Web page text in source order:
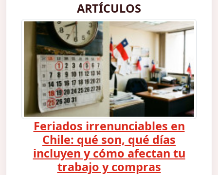
ARTÍCULOS
Feriados irrenunciables en
Chile: qué son, qué días
incluyen y cómo afectan tu
trabajo y compras